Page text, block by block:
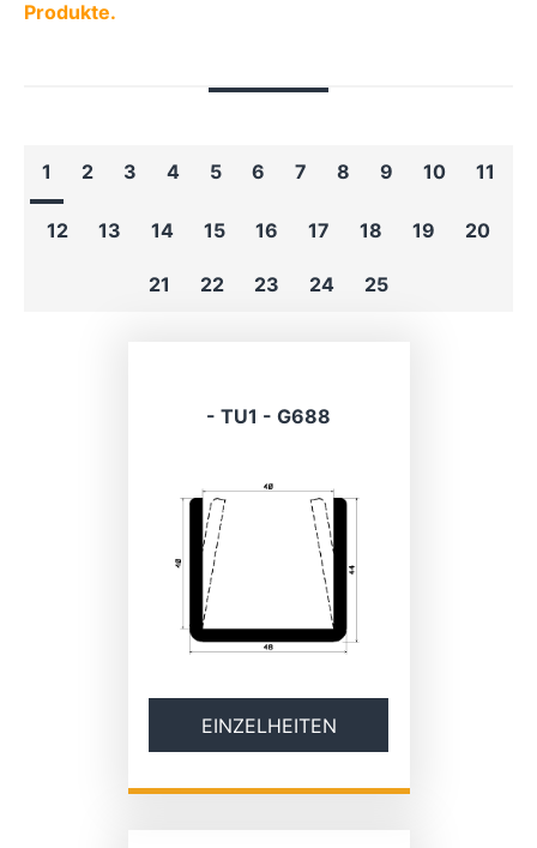
Produkte.
1 2 3 4 5 6 7 8 9 10 11
12 13 14 15 16 17 18 19 20
21 22 23 24 25
- TU1 - G688
EINZELHEITEN